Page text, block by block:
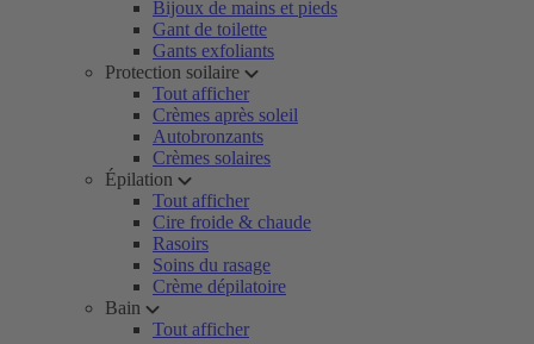
Bijoux de mains et pieds
Gant de toilette
Gants exfoliants
Protection soilaire
Tout afficher
Crèmes après soleil
Autobronzants
Crèmes solaires
Épilation
Tout afficher
Cire froide & chaude
Rasoirs
Soins du rasage
Crème dépilatoire
Bain
Tout afficher